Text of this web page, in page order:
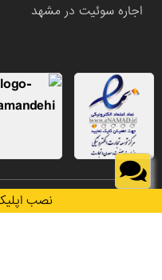
نصب
اجاره سوئیت در مشهد
تمامی حقوق این وب سایت متعلق